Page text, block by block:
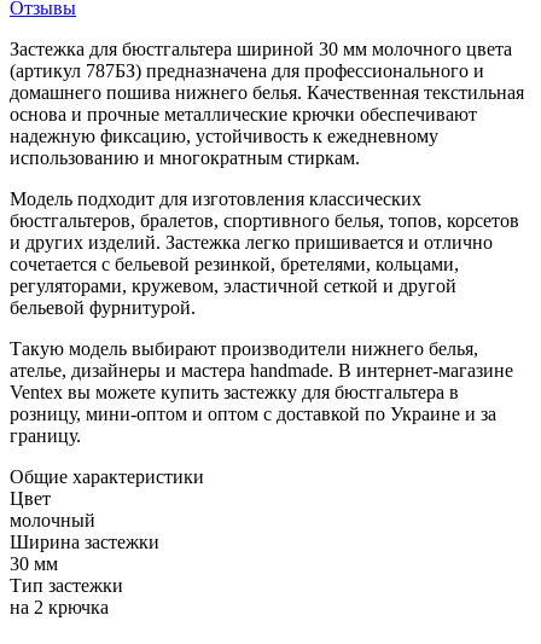
Отзывы
Застежка для бюстгальтера шириной 30 мм молочного цвета
(артикул 787БЗ) предназначена для профессионального и
домашнего пошива нижнего белья. Качественная текстильная
основа и прочные металлические крючки обеспечивают
надежную фиксацию, устойчивость к ежедневному
использованию и многократным стиркам.
Модель подходит для изготовления классических
бюстгальтеров, бралетов, спортивного белья, топов, корсетов
и других изделий. Застежка легко пришивается и отлично
сочетается с бельевой резинкой, бретелями, кольцами,
регуляторами, кружевом, эластичной сеткой и другой
бельевой фурнитурой.
Такую модель выбирают производители нижнего белья,
ателье, дизайнеры и мастера handmade. В интернет-магазине
Ventex вы можете купить застежку для бюстгальтера в
розницу, мини-оптом и оптом с доставкой по Украине и за
границу.
Общие характеристики
Цвет
молочный
Ширина застежки
30 мм
Тип застежки
на 2 крючка